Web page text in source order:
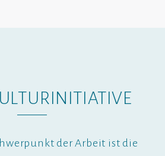
der Arbeit ist die